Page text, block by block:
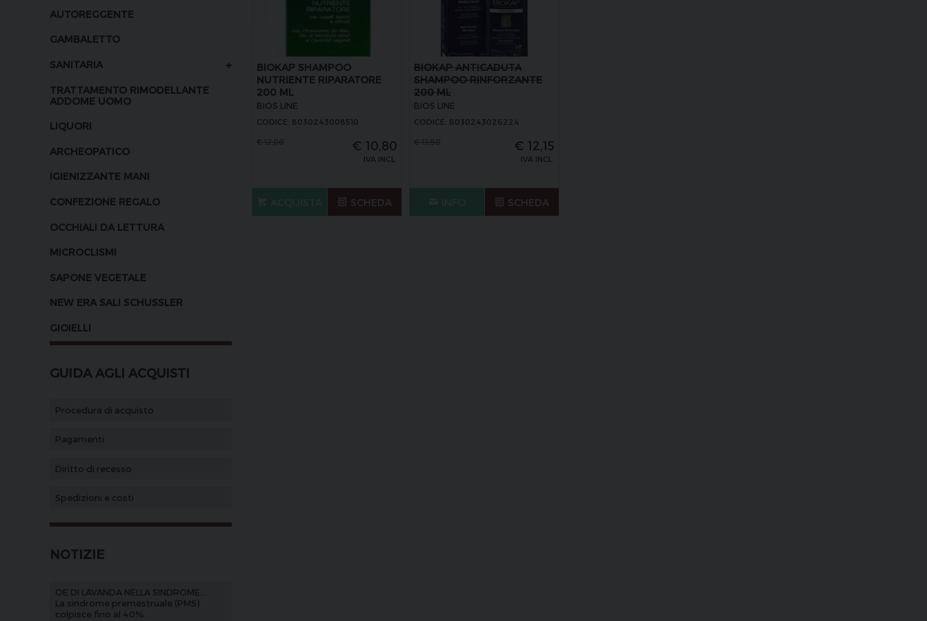
AUTOREGGENTE
GAMBALETTO
SANITARIA +
TRATTAMENTO RIMODELLANTE
ADDOME UOMO
LIQUORI
ARCHEOPATICO
IGIENIZZANTE MANI
CONFEZIONE REGALO
OCCHIALI DA LETTURA
MICROCLISMI
SAPONE VEGETALE
NEW ERA SALI SCHUSSLER
GIOIELLI
GUIDA AGLI ACQUISTI
Procedura di acquisto
Pagamenti
Diritto di recesso
Spedizioni e costi
NOTIZIE
OE DI LAVANDA NELLA SINDROME...
La sindrome premestruale (PMS)
colpisce fino al 40%...
BIOKAP SHAMPOO
NUTRIENTE RIPARATORE
200 ML
BIOS LINE
CODICE: 8030243008510
€ 10,80
IVA INCL.
SCHEDA
BIOKAP ANTICADUTA
SHAMPOO RINFORZANTE
200 ML
BIOS LINE
CODICE: 8030243026224
€ 12,15
IVA INCL.
SCHEDA